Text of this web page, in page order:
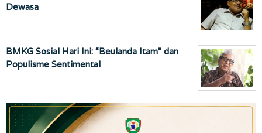
Dewasa
BMKG Sosial Hari Ini: “Beulanda Itam” dan
Populisme Sentimental